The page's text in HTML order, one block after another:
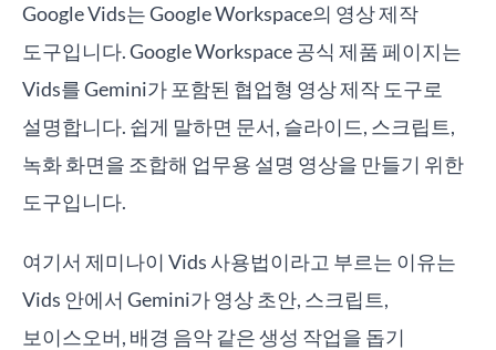
Google Vids는 Google Workspace의 영상 제작
도구입니다. Google Workspace 공식 제품 페이지는
Vids를 Gemini가 포함된 협업형 영상 제작 도구로
설명합니다. 쉽게 말하면 문서, 슬라이드, 스크립트,
녹화 화면을 조합해 업무용 설명 영상을 만들기 위한
도구입니다.
여기서 제미나이 Vids 사용법이라고 부르는 이유는
Vids 안에서 Gemini가 영상 초안, 스크립트,
보이스오버, 배경 음악 같은 생성 작업을 돕기